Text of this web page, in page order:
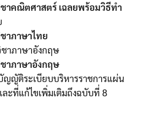
าคณิตศาสตร์ เฉลยพร้อมวิธีทำ
าภาษาไทย
าภาษาอังกฤษ
าภาษาอังกฤษ
ญญัติระเบียบบริหารราชการแผ่น
ะที่แก้ไขเพิ่มเติมถึงฉบับที่ 8